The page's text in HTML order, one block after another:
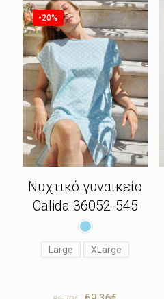
73.52€.
-20%
Νυχτικό γυναικείο
Calida 36052-545
Large XLarge